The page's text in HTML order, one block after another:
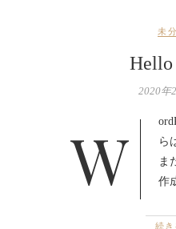
未
2020年
WordPress へようこそ。こち
ら
ま
作
続き